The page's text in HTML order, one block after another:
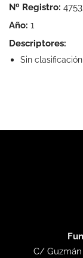
Nº Registro:
Año: 1
Descriptores:
Sin
C/